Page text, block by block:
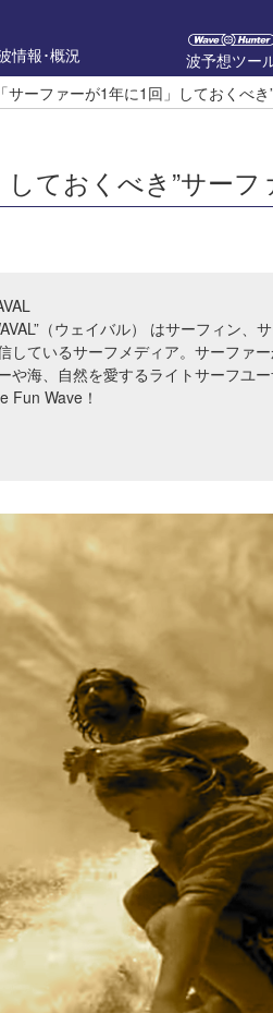
情報･概況
波予想ツー
「サーファーが1年に1回」しておくべ
しておくべき”サー
（ウェイバル） はサーフィン
しているサーフメディア。サーファ
や海、自然を愛するライトサーフユ
Fun Wave！